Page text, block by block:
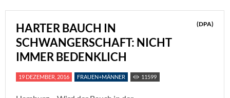
HARTER BAUCH IN
SCHWANGERSCHAFT: NICHT
IMMER BEDENKLICH
(DPA)
19 DEZEMBER, 2016 FRAUEN+MÄNNER 11599